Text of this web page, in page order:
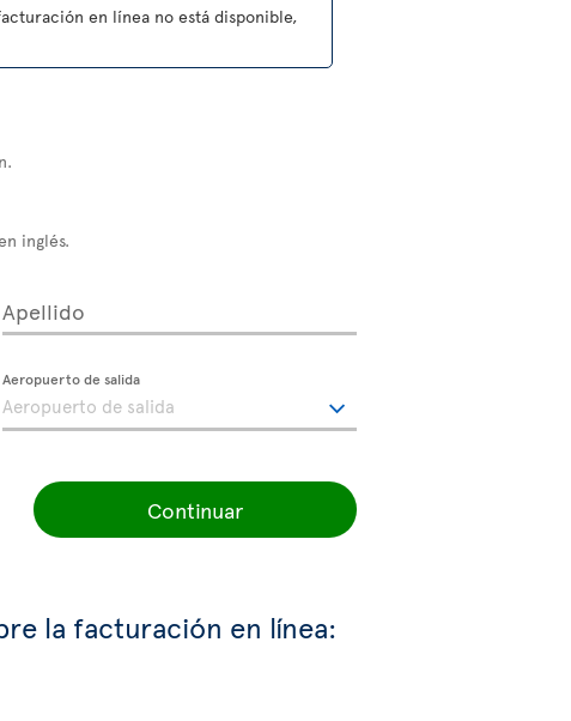
en línea no está disponible,
inglés.
Apellido
Aeropuerto de salida
Continuar
la facturación en línea: